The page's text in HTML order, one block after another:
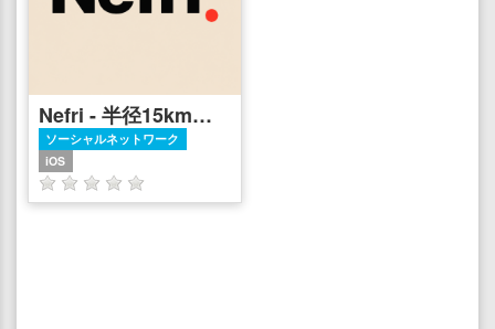
Nefri - 半径15kmだけのSNS
ソーシャルネットワーク
iOS